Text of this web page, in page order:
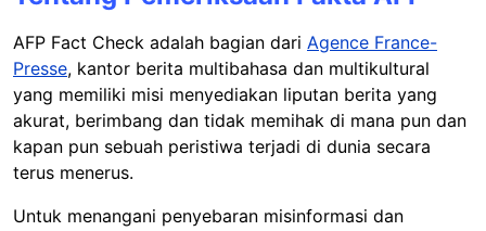
AFP Fact Check adalah bagian dari Agence France-
Presse, kantor berita multibahasa dan multikultural
yang memiliki misi menyediakan liputan berita yang
akurat, berimbang dan tidak memihak di mana pun dan
kapan pun sebuah peristiwa terjadi di dunia secara
terus menerus.
Untuk menangani penyebaran misinformasi dan